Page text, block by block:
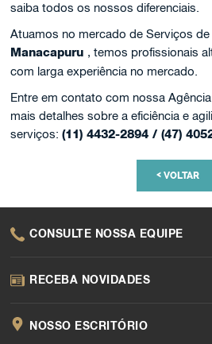
saiba todos os nossos diferenciais.
Atuamos no mercado de Serviços
Manacapuru , temos profissionais
com larga experiência no mercado.
Entre em contato com nossa
mais detalhes sobre a eficiência e
serviços:(11) 4432-2894 / (47)
<VOLTAR
CONSULTE NOSSA EQUIPE
RECEBA NOVIDADES
NOSSO ESCRITÓRIO